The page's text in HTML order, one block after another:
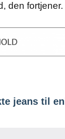
den fortjener.
jeans til